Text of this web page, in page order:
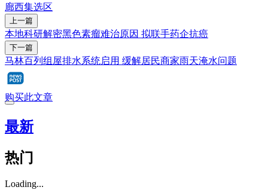
廊西集选区
上一篇
本地科研解密黑色素瘤难治原因 拟联手药企抗癌
下一篇
马林百列组屋排水系统启用 缓解居民商家雨天淹水问题
购买此文章
最新
热门
Loading...